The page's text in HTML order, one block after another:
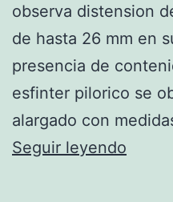
observa distension
de hasta 26 mm en
presencia de
esfinter pilorico se
alargado con
Seguir leyendo